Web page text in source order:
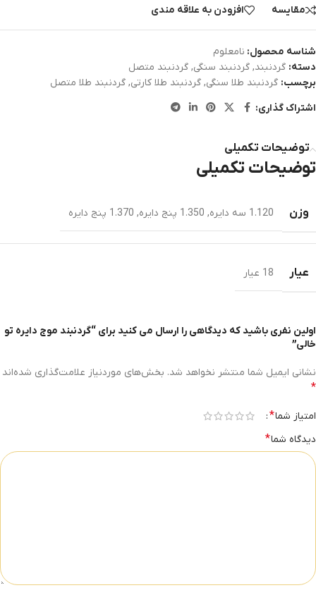
مقایسه افزودن به علاقه مندی
شناسه محصول: نامعلوم
دسته: گردنبند, گردنبند سنگی, گردنبند متصل
برچسب: گردنبند طلا سنگی, گردنبند طلا کارتی, گردنبند طلا متصل
اشتراک گذاری:
توضیحات تکمیلی
توضیحات تکمیلی
وزن 1.120 سه دایره , 1.350 پنج دایره , 1.370 پنج دایره
عیار 18 عیار
اولین نفری باشید که دیدگاهی را ارسال می کنید برای “گردنبند موج دایره تو
خالی”
نشانی ایمیل شما منتشر نخواهد شد. بخش‌های موردنیاز علامت‌گذاری شده‌اند
*
امتیاز شما*
دیدگاه شما*